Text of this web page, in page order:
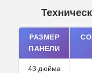
РАЗМЕР
ПАНЕЛИ
43 дюйма